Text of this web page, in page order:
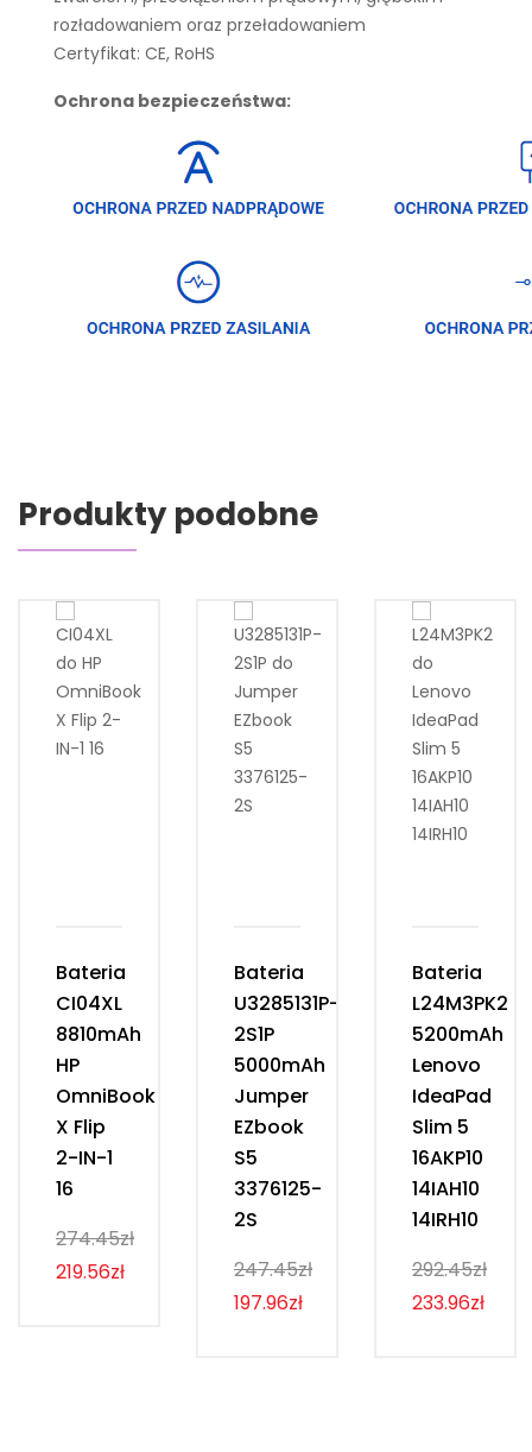
rozładowaniem oraz przeładowaniem
Certyfikat: CE, RoHS
Ochrona bezpieczeństwa:
Produkty podobne
Bateria
CI04XL
8810mAh
HP
OmniBook
X Flip
2-IN-1
16
274.45zł
219.56zł
Bateria
U3285131P-
2S1P
5000mAh
Jumper
EZbook
S5
3376125-
2S
247.45zł
197.96zł
Bateria
L24M3PK2
5200mAh
Lenovo
IdeaPad
Slim 5
16AKP10
14IAH10
14IRH10
292.45zł
233.96zł